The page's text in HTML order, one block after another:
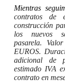
Mientras
contratos de
construcción
los nuevos
pasarela.
EUROS.
adicional de
estimado IVA
contrato en